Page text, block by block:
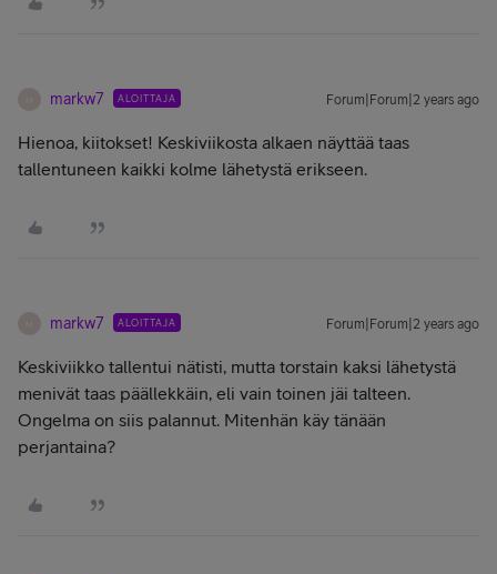
markw7 ALOITTAJA Forum|Forum|2 years ago
Hienoa, kiitokset! Keskiviikosta alkaen näyttää taas
tallentuneen kaikki kolme lähetystä erikseen.
markw7 ALOITTAJA Forum|Forum|2 years ago
Keskiviikko tallentui nätisti, mutta torstain kaksi lähetystä
menivät taas päällekkäin, eli vain toinen jäi talteen.
Ongelma on siis palannut. Mitenhän käy tänään
perjantaina?